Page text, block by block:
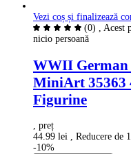
Vezi coș și finalizează
(0) , Acest
nicio persoană
WWII German
MiniArt 35363
Figurine
, preț
44.99 lei , Reducere de
-10%